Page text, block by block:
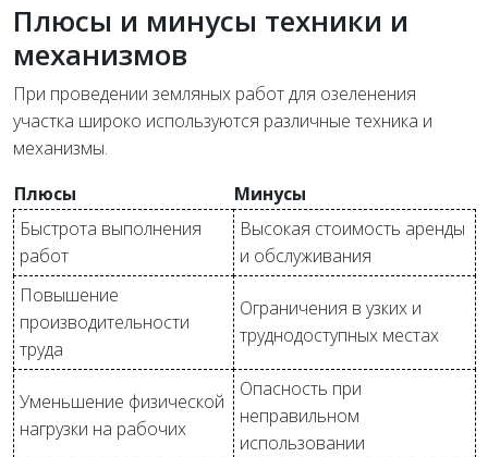
Плюсы и минусы техники и
механизмов
При проведении земляных работ для озеленения
участка широко используются различные техника и
механизмы.
Плюсы
Минусы
Быстрота выполнения
работ
Высокая стоимость аренды
и обслуживания
Повышение
производительности
труда
Ограничения в узких и
труднодоступных местах
Уменьшение физической
нагрузки на рабочих
Опасность при
неправильном
использовании